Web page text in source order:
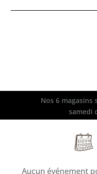
Nos 6
samedi
Aucun événement